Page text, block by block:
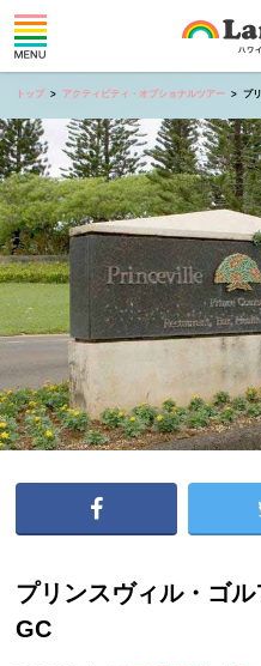
トップ アクティビティ・オプショナルツアー プ
プリンスヴィル・ゴ
GC